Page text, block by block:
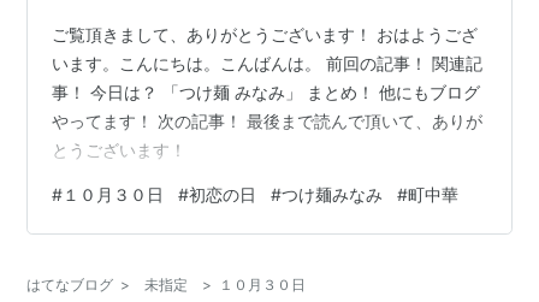
ご覧頂きまして、ありがとうございます！ おはようござ
います。こんにちは。こんばんは。 前回の記事！ 関連記
事！ 今日は？ 「つけ麺 みなみ」 まとめ！ 他にもブログ
やってます！ 次の記事！ 最後まで読んで頂いて、ありが
とうございます！
# １０月３０日 #初恋の日 #つけ麺みなみ #町中華
はてなブログ > 未指定 > １０月３０日